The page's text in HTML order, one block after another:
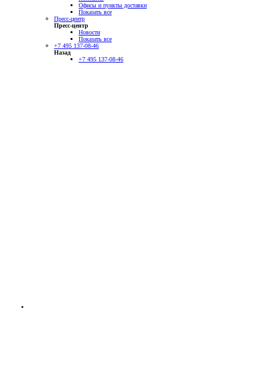
Офисы и пункты доставки
Показать все
Пресс-центр
Пресс-центр
Новости
Показать все
+7 495 137-08-46
Назад
+7 495 137-08-46